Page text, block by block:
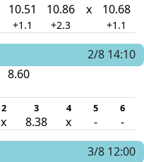
10.51
+1.1
10.86
+2.3
x 10.68
+1.1
2/8 14:10
8.60
2 3 4 5 6
x 8.38 x - -
3/8 12:00